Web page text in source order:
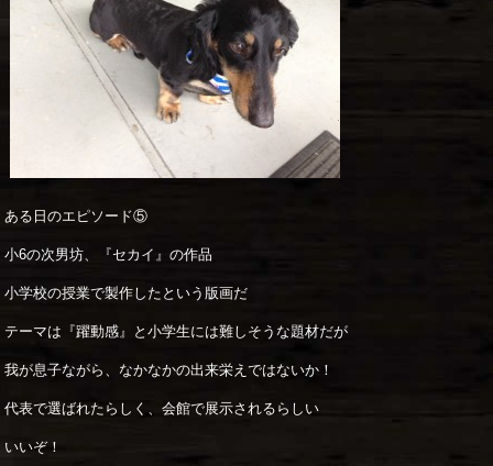
ある日のエピソード⑤
小6の次男坊、『セカイ』の作品
小学校の授業で製作したという版画だ
テーマは『躍動感』と小学生には難しそうな題材だが
我が息子ながら、なかなかの出来栄えではないか！
代表で選ばれたらしく、会館で展示されるらしい
いいぞ！